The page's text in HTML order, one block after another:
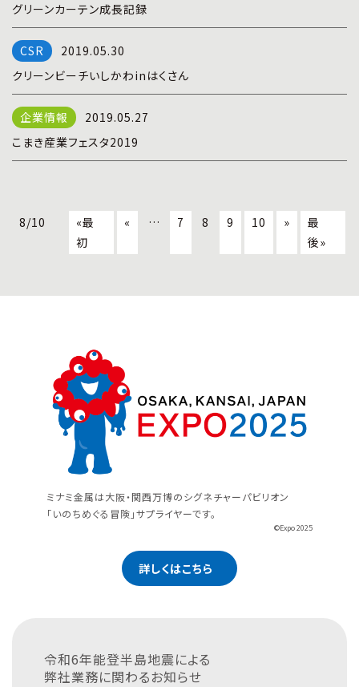
グリーンカーテン成長記録
2019.05.30
クリーンビーチいしかわinはくさん
2019.05.27
こまき産業フェスタ2019
8/10
«最
初
« … 7 8 9 10 »
最
後»
ミナミ金属は大阪・関西万博のシグネチャーパビリオン
「いのちめぐる冒険」サプライヤーです。
©Expo 2025
詳しくはこちら
令和6年能登半島地震による
弊社業務に関わるお知らせ